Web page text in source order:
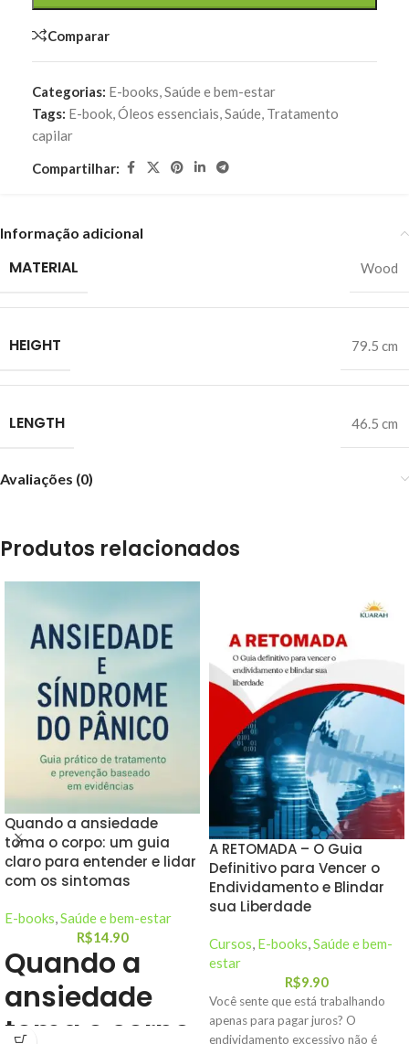
Comparar
Categorias: E-books,Saúde e bem-estar
Tags: E-book,Óleos essenciais,Saúde, Tratamento
capilar
Compartilhar:
Informação adicional
MATERIAL Wood
HEIGHT 79.5 cm
LENGTH 46.5 cm
Avaliações (0)
Produtos relacionados
Quando a ansiedade
toma o corpo: um guia
claro para entender e lidar
com os sintomas
E-books Saúde e bem-estar
R$14.90
Quando a
ansiedade
toma o corpo
A RETOMADA – O Guia
Definitivo para Vencer o
Endividamento e Blindar
sua Liberdade
Cursos, E-books,Saúde e bem-
estar
R$9.90
Você sente que está trabalhando
apenas para pagar juros? O
endividamento excessivo não é